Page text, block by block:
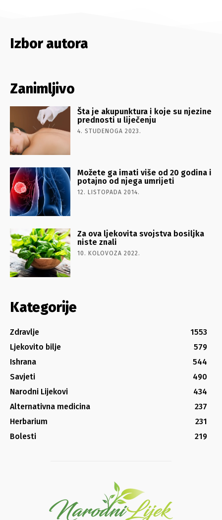
Izbor autora
Zanimljivo
Šta je akupunktura i koje su njezine
prednosti u liječenju
4. STUDENOGA 2023.
Možete ga imati više od 20 godina i
potajno od njega umrijeti
12. LISTOPADA 2014.
Za ova ljekovita svojstva bosiljka
niste znali
10. KOLOVOZA 2022.
Kategorije
Zdravlje
1553
Ljekovito bilje
579
Ishrana
544
Savjeti
490
Narodni Lijekovi
434
Alternativna medicina
237
Herbarium
231
Bolesti
219